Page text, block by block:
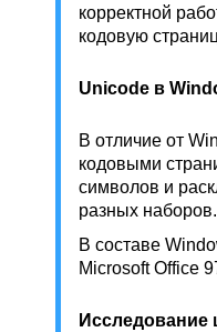
корректной
кодовую
Unicode в
В отличие от
кодовыми
символов и
разных
В составе
Microsoft Office